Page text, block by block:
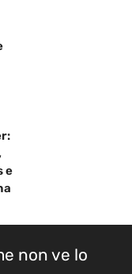
e
non ve lo